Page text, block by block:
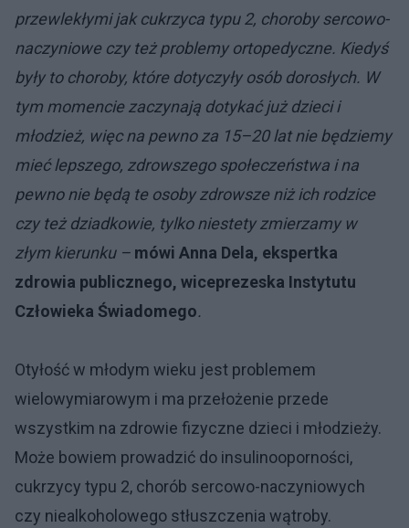
przewlekłymi jak cukrzyca typu 2, choroby sercowo-
naczyniowe czy też problemy ortopedyczne. Kiedyś
były to choroby, które dotyczyły osób dorosłych. W
tym momencie zaczynają dotykać już dzieci i
młodzież, więc na pewno za 15–20 lat nie będziemy
mieć lepszego, zdrowszego społeczeństwa i na
pewno nie będą te osoby zdrowsze niż ich rodzice
czy też dziadkowie, tylko niestety zmierzamy w
złym kierunku – mówi Anna Dela, ekspertka
zdrowia publicznego, wiceprezeska Instytutu
Człowieka Świadomego.
Otyłość w młodym wieku jest problemem
wielowymiarowym i ma przełożenie przede
wszystkim na zdrowie fizyczne dzieci i młodzieży.
Może bowiem prowadzić do insulinooporności,
cukrzycy typu 2, chorób sercowo-naczyniowych
czy niealkoholowego stłuszczenia wątroby.